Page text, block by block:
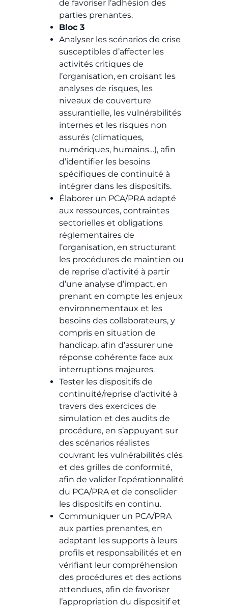
de favoriser l’adhésion des
parties prenantes.
Bloc 3​
Analyser les scénarios de crise
susceptibles d’affecter les
activités critiques de
l’organisation, en croisant les
analyses de risques, les
niveaux de couverture
assurantielle, les vulnérabilités
internes et les risques non
assurés (climatiques,
numériques, humains…), afin
d’identifier les besoins
spécifiques de continuité à
intégrer dans les dispositifs.
Élaborer un PCA/PRA adapté
aux ressources, contraintes
sectorielles et obligations
réglementaires de
l’organisation, en structurant
les procédures de maintien ou
de reprise d’activité à partir
d’une analyse d’impact, en
prenant en compte les enjeux
environnementaux et les
besoins des collaborateurs, y
compris en situation de
handicap, afin d’assurer une
réponse cohérente face aux
interruptions majeures.
Tester les dispositifs de
continuité/reprise d’activité à
travers des exercices de
simulation et des audits de
procédure, en s’appuyant sur
des scénarios réalistes
couvrant les vulnérabilités clés
et des grilles de conformité,
afin de valider l’opérationnalité
du PCA/PRA et de consolider
les dispositifs en continu.
Communiquer un PCA/PRA
aux parties prenantes, en
adaptant les supports à leurs
profils et responsabilités et en
vérifiant leur compréhension
des procédures et des actions
attendues, afin de favoriser
l’appropriation du dispositif et